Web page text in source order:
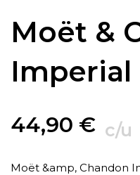
Moët &
44,90 € c/u
Moët &amp, Chandon